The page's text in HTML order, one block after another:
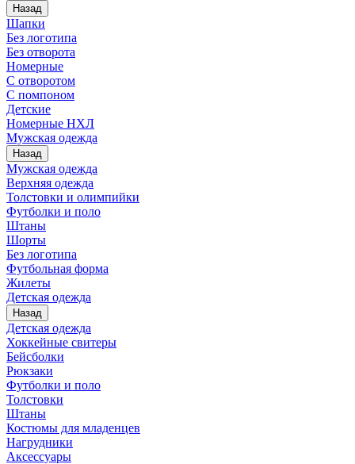
Назад
Шапки
Без логотипа
Без отворота
Номерные
С отворотом
С помпоном
Детские
Номерные НХЛ
Мужская одежда
Назад
Мужская одежда
Верхняя одежда
Толстовки и олимпийки
Футболки и поло
Штаны
Шорты
Без логотипа
Футбольная форма
Жилеты
Детская одежда
Назад
Детская одежда
Хоккейные свитеры
Бейсболки
Рюкзаки
Футболки и поло
Толстовки
Штаны
Костюмы для младенцев
Нагрудники
Аксессуары